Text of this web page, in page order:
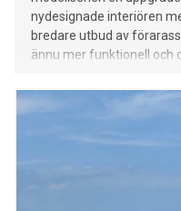
nydesignade interiören
bredare utbud av
ännu mer funktionell och